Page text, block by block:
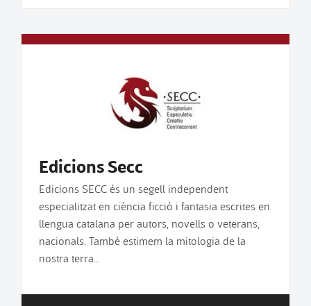
Edicions Secc
Edicions SECC és un segell independent
especialitzat en ciència ficció i fantasia escrites en
llengua catalana per autors, novells o veterans,
nacionals. També estimem la mitologia de la
nostra terra…